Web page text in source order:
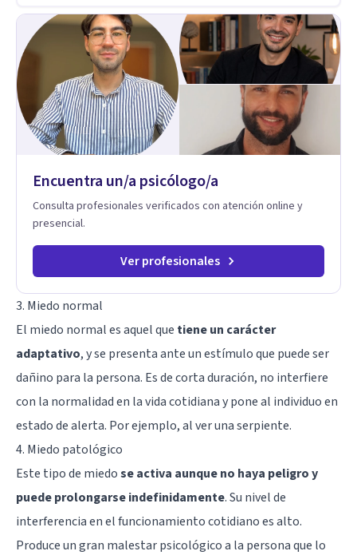
metodología combina psicología contemporánea,
neurociencias y estrategias de cambio basadas en evidencia
para fortalecer la autoestima, desarrollar habilidades
socioemocionales y promover cambios sostenibles. Como
divulgador científico, acerca la psicología y las neurociencias
a la vida cotidiana mediante contenidos claros, rigurosos y
aplicables, con el propósito de impulsar un bienestar integral.
Encuentra un/a psicólogo/a
Consulta profesionales verificados con atención online y
presencial.
Ver profesionales
3. Miedo normal
El miedo normal es aquel que tiene un carácter
adaptativo, y se presenta ante un estímulo que puede ser
dañino para la persona. Es de corta duración, no interfiere
con la normalidad en la vida cotidiana y pone al individuo en
estado de alerta. Por ejemplo, al ver una serpiente.
4. Miedo patológico
Este tipo de miedose activa aunque no haya peligro y
puede prolongarse indefinidamente. Su nivel de
interferencia en el funcionamiento cotidiano es alto.
Produce un gran malestar psicológico a la persona que lo